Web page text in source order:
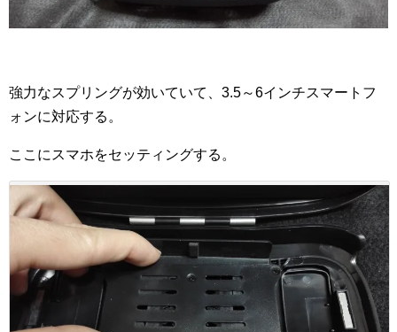
強力なスプリングが効いていて、 3.5～6インチスマートフ
ォンに対応する。
ここにスマホをセッティングする。